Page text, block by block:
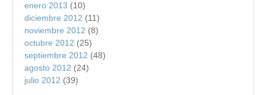
enero 2013 (10)
diciembre 2012 (11)
noviembre 2012 (8)
octubre 2012 (25)
septiembre 2012 (48)
agosto 2012 (24)
julio 2012 (39)